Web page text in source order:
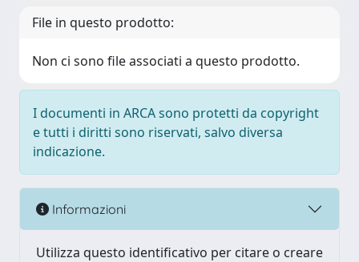
File in questo prodotto:
Non ci sono file associati a questo prodotto.
I documenti in ARCA sono protetti da copyright
e tutti i diritti sono riservati, salvo diversa
indicazione.
Informazioni
Utilizza questo identificativo per citare o creare